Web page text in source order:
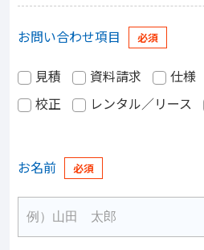
お問い合わせ項目
見積 資料請求 仕様
校正
レンタル／リース
お名前